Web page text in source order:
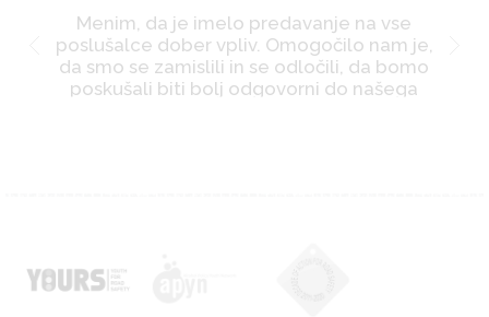
Menim, da je imelo predavanje na vse
poslušalce dober vpliv. Omogočilo nam je,
da smo se zamislili in se odločili, da bomo
poskušali biti bolj odgovorni do našega